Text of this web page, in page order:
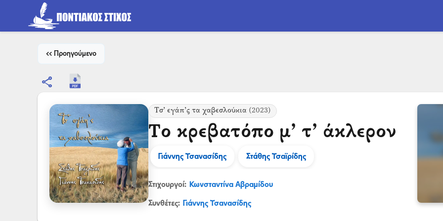
<< Προηγούμενο
share
Τσ’ εγάπ’ς τα χαβεσλούκια (2023)
Το κρεβατόπο μ’ τ’ άκλερον
Γιάννης Τσανασίδης Στάθης Τσαϊρίδης
Στιχουργοί: Κωνσταντίνα Αβραμίδου
Συνθέτες: Γιάννης Τσανασίδης